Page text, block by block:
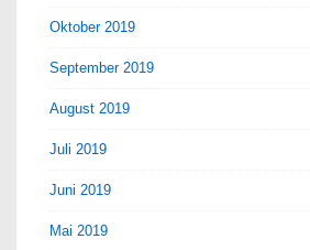
Oktober 2019
September 2019
August 2019
Juli 2019
Juni 2019
Mai 2019